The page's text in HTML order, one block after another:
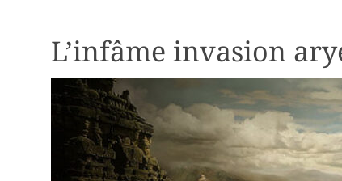
L’infâme invasion